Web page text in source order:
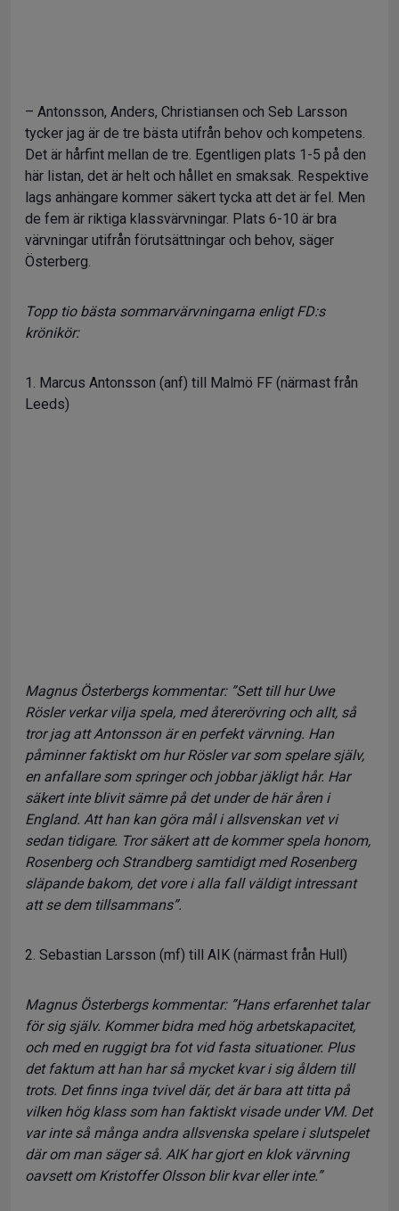
– Antonsson, Anders, Christiansen och Seb Larsson
tycker jag är de tre bästa utifrån behov och kompetens.
Det är hårfint mellan de tre. Egentligen plats 1-5 på den
här listan, det är helt och hållet en smaksak. Respektive
lags anhängare kommer säkert tycka att det är fel. Men
de fem är riktiga klassvärvningar. Plats 6-10 är bra
värvningar utifrån förutsättningar och behov, säger
Österberg.
Topp tio bästa sommarvärvningarna enligt FD:s
krönikör:
1. Marcus Antonsson (anf) till Malmö FF (närmast från
Leeds)
Magnus Österbergs kommentar: ”Sett till hur Uwe
Rösler verkar vilja spela, med återerövring och allt, så
tror jag att Antonsson är en perfekt värvning. Han
påminner faktiskt om hur Rösler var som spelare själv,
en anfallare som springer och jobbar jäkligt hår. Har
säkert inte blivit sämre på det under de här åren i
England. Att han kan göra mål i allsvenskan vet vi
sedan tidigare. Tror säkert att de kommer spela honom,
Rosenberg och Strandberg samtidigt med Rosenberg
släpande bakom, det vore i alla fall väldigt intressant
att se dem tillsammans”.
2. Sebastian Larsson (mf) till AIK (närmast från Hull)
Magnus Österbergs kommentar: ”Hans erfarenhet talar
för sig själv. Kommer bidra med hög arbetskapacitet,
och med en ruggigt bra fot vid fasta situationer. Plus
det faktum att han har så mycket kvar i sig åldern till
trots. Det finns inga tvivel där, det är bara att titta på
vilken hög klass som han faktiskt visade under VM. Det
var inte så många andra allsvenska spelare i slutspelet
där om man säger så. AIK har gjort en klok värvning
oavsett om Kristoffer Olsson blir kvar eller inte.”